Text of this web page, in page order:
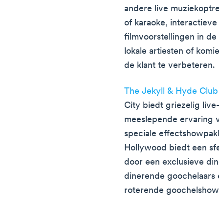
andere live
of karaoke,
filmvoorstellingen in
lokale artiesten of
de klant te verbeteren.
The Jekyll & Hyde
City biedt griezelig
meeslepende ervaring
speciale
Hollywood biedt een
door een exclusieve
dinerende
roterende